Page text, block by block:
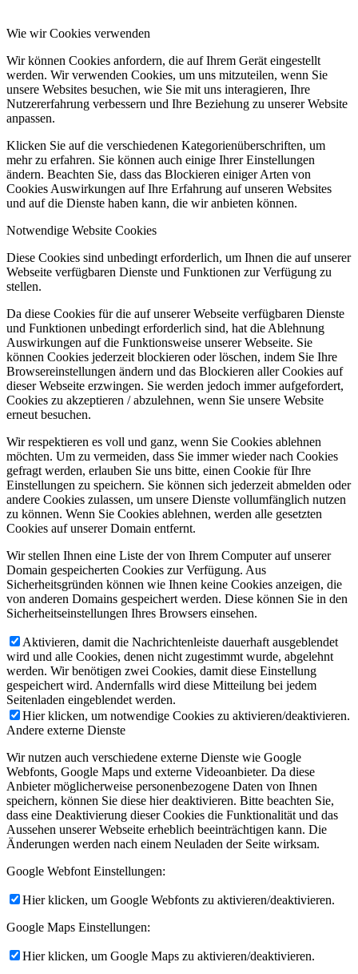
Wie wir Cookies verwenden
Wir können Cookies anfordern, die auf Ihrem Gerät eingestellt
werden. Wir verwenden Cookies, um uns mitzuteilen, wenn Sie
unsere Websites besuchen, wie Sie mit uns interagieren, Ihre
Nutzererfahrung verbessern und Ihre Beziehung zu unserer Website
anpassen.
Klicken Sie auf die verschiedenen Kategorienüberschriften, um
mehr zu erfahren. Sie können auch einige Ihrer Einstellungen
ändern. Beachten Sie, dass das Blockieren einiger Arten von
Cookies Auswirkungen auf Ihre Erfahrung auf unseren Websites
und auf die Dienste haben kann, die wir anbieten können.
Notwendige Website Cookies
Diese Cookies sind unbedingt erforderlich, um Ihnen die auf unserer
Webseite verfügbaren Dienste und Funktionen zur Verfügung zu
stellen.
Da diese Cookies für die auf unserer Webseite verfügbaren Dienste
und Funktionen unbedingt erforderlich sind, hat die Ablehnung
Auswirkungen auf die Funktionsweise unserer Webseite. Sie
können Cookies jederzeit blockieren oder löschen, indem Sie Ihre
Browsereinstellungen ändern und das Blockieren aller Cookies auf
dieser Webseite erzwingen. Sie werden jedoch immer aufgefordert,
Cookies zu akzeptieren / abzulehnen, wenn Sie unsere Website
erneut besuchen.
Wir respektieren es voll und ganz, wenn Sie Cookies ablehnen
möchten. Um zu vermeiden, dass Sie immer wieder nach Cookies
gefragt werden, erlauben Sie uns bitte, einen Cookie für Ihre
Einstellungen zu speichern. Sie können sich jederzeit abmelden oder
andere Cookies zulassen, um unsere Dienste vollumfänglich nutzen
zu können. Wenn Sie Cookies ablehnen, werden alle gesetzten
Cookies auf unserer Domain entfernt.
Wir stellen Ihnen eine Liste der von Ihrem Computer auf unserer
Domain gespeicherten Cookies zur Verfügung. Aus
Sicherheitsgründen können wie Ihnen keine Cookies anzeigen, die
von anderen Domains gespeichert werden. Diese können Sie in den
Sicherheitseinstellungen Ihres Browsers einsehen.
Aktivieren, damit die Nachrichtenleiste dauerhaft ausgeblendet
wird und alle Cookies, denen nicht zugestimmt wurde, abgelehnt
werden. Wir benötigen zwei Cookies, damit diese Einstellung
gespeichert wird. Andernfalls wird diese Mitteilung bei jedem
Seitenladen eingeblendet werden.
Hier klicken, um notwendige Cookies zu aktivieren/deaktivieren.
Andere externe Dienste
Wir nutzen auch verschiedene externe Dienste wie Google
Webfonts, Google Maps und externe Videoanbieter. Da diese
Anbieter möglicherweise personenbezogene Daten von Ihnen
speichern, können Sie diese hier deaktivieren. Bitte beachten Sie,
dass eine Deaktivierung dieser Cookies die Funktionalität und das
Aussehen unserer Webseite erheblich beeinträchtigen kann. Die
Änderungen werden nach einem Neuladen der Seite wirksam.
Google Webfont Einstellungen:
Hier klicken, um Google Webfonts zu aktivieren/deaktivieren.
Google Maps Einstellungen:
Hier klicken, um Google Maps zu aktivieren/deaktivieren.